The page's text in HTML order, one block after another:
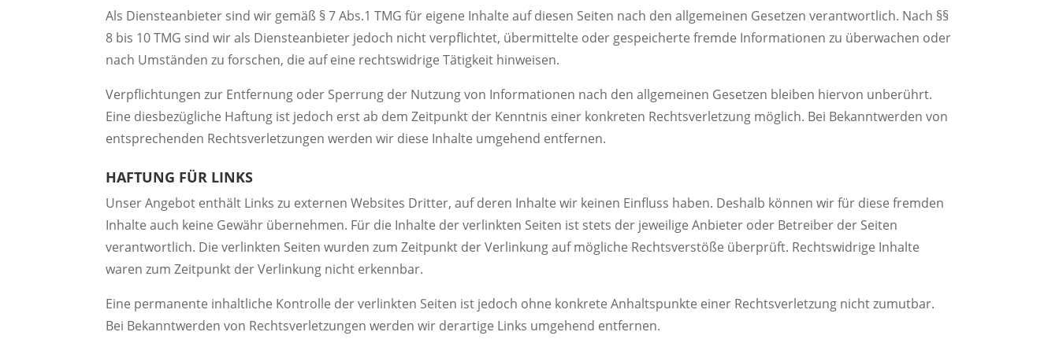
Als Diensteanbieter sind wir gemäß § 7 Abs.1 TMG für eigene Inhalte auf diesen Seiten nach den allgemeinen Gesetzen verantwortlich. Nach §§
8 bis 10 TMG sind wir als Diensteanbieter jedoch nicht verpflichtet, übermittelte oder gespeicherte fremde Informationen zu überwachen oder
nach Umständen zu forschen, die auf eine rechtswidrige Tätigkeit hinweisen.
Verpflichtungen zur Entfernung oder Sperrung der Nutzung von Informationen nach den allgemeinen Gesetzen bleiben hiervon unberührt.
Eine diesbezügliche Haftung ist jedoch erst ab dem Zeitpunkt der Kenntnis einer konkreten Rechtsverletzung möglich. Bei Bekanntwerden von
entsprechenden Rechtsverletzungen werden wir diese Inhalte umgehend entfernen.
HAFTUNG FÜR LINKS
Unser Angebot enthält Links zu externen Websites Dritter, auf deren Inhalte wir keinen Einfluss haben. Deshalb können wir für diese fremden
Inhalte auch keine Gewähr übernehmen. Für die Inhalte der verlinkten Seiten ist stets der jeweilige Anbieter oder Betreiber der Seiten
verantwortlich. Die verlinkten Seiten wurden zum Zeitpunkt der Verlinkung auf mögliche Rechtsverstöße überprüft. Rechtswidrige Inhalte
waren zum Zeitpunkt der Verlinkung nicht erkennbar.
Eine permanente inhaltliche Kontrolle der verlinkten Seiten ist jedoch ohne konkrete Anhaltspunkte einer Rechtsverletzung nicht zumutbar.
Bei Bekanntwerden von Rechtsverletzungen werden wir derartige Links umgehend entfernen.